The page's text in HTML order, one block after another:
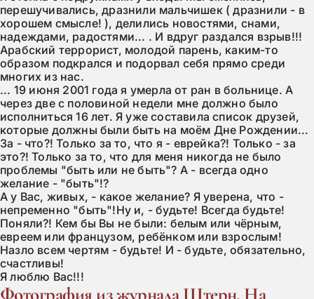
перешучивались, дразнили мальчишек ( дразнили - в
хорошем смысле! ), делились новостями, снами,
надеждами, радостями... . И вдруг раздался взрыв!!!
Арабский террорист, молодой парень, каким-то
образом подкрался и подорвал себя прямо среди
многих из нас.
... 19 июня 2001 года я умерла от ран в больнице. А
через две с половиной недели мне должно было
исполниться 16 лет. Я уже составила список друзей,
которые должны были быть на моём Дне Рождении...
За - что?! Только за то, что я - еврейка?! Только - за
это?! Только за то, что для меня никогда не было
проблемы "быть или не быть"? А - всегда одно
желание - "быть"!?
А у Вас, живых, - какое желание? Я уверена, что -
непременно "быть"!Ну и, - будьте! Всегда будьте!
Поняли?! Кем бы Вы не были: белым или чёрным,
евреем или французом, ребёнком или взрослым!
Назло всем чертям - будьте! И - будьте, обязательно,
счастливы!
Я люблю Вас!!!